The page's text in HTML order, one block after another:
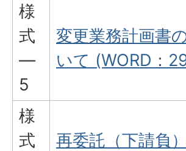
様
式
―
5
変更業務計画書
いて (WORD：
様
式
再委託（下請負